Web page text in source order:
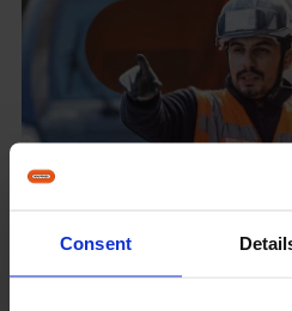
Consent